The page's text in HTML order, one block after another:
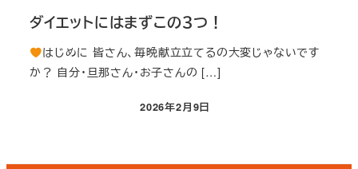
ダイエットにはまずこの３つ！
はじめに 皆さん、毎晩献立立てるの大変じゃないです
か？ 自分・旦那さん・お子さんの […]
投稿日
2026年2月9日